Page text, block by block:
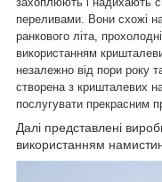
переливами. Вони схожі
ранкового літа,
використанням
незалежно від пори року
створена з кришталевих
послугувати прекрасним
Далі представлені
використанням